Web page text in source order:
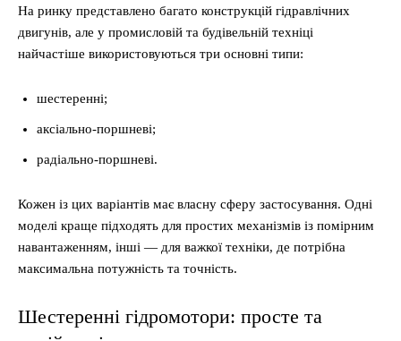
На ринку представлено багато конструкцій гідравлічних
двигунів, але у промисловій та будівельній техніці
найчастіше використовуються три основні типи:
шестеренні;
аксіально-поршневі;
радіально-поршневі.
Кожен із цих варіантів має власну сферу застосування. Одні
моделі краще підходять для простих механізмів із помірним
навантаженням, інші — для важкої техніки, де потрібна
максимальна потужність та точність.
Шестеренні гідромотори: просте та